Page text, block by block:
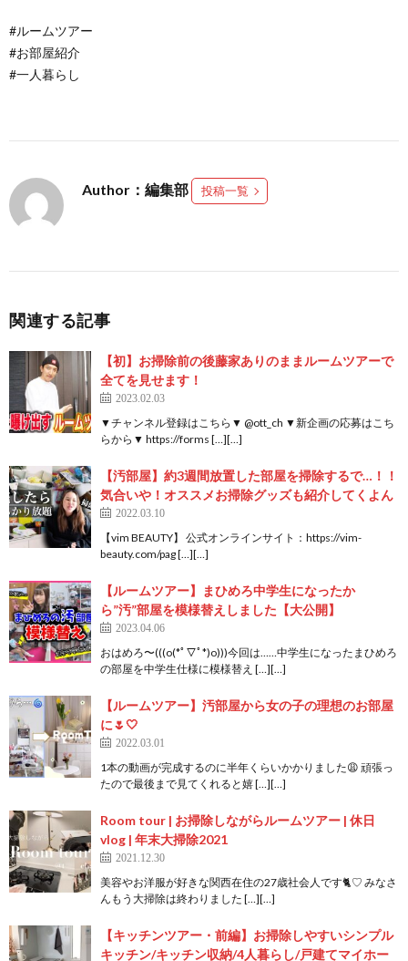
#ルームツアー
#お部屋紹介
#一人暮らし
Author：編集部 投稿一覧
関連する記事
【初】お掃除前の後藤家ありのままルームツアーで
全てを見せます！
2023.02.03
▼チャンネル登録はこちら▼ @ott_ch ▼新企画の応募はこち
らから▼ https://forms […][…]
【汚部屋】約3週間放置した部屋を掃除するで…！！
気合いや！オススメお掃除グッズも紹介してくよん
2022.03.10
【vim BEAUTY】 公式オンラインサイト：https://vim-
beauty.com/pag […][…]
【ルームツアー】まひめろ中学生になったか
ら”汚”部屋を模様替えしました【大公開】
2023.04.06
おはめろ〜(((o(*ﾟ▽ﾟ*)o)))今回は……中学生になったまひめろ
の部屋を中学生仕様に模様替え […][…]
【ルームツアー】汚部屋から女の子の理想のお部屋
に🌷🤍
2022.03.01
1本の動画が完成するのに半年くらいかかりました😩 頑張っ
たので最後まで見てくれると嬉 […][…]
Room tour | お掃除しながらルームツアー | 休日
vlog | 年末大掃除2021
2021.12.30
美容やお洋服が好きな関西在住の27歳社会人です🐈♡ みなさ
んもう大掃除は終わりました […][…]
【キッチンツアー・前編】お掃除しやすいシンプル
キッチン/キッチン収納/4人暮らし/戸建てマイホー